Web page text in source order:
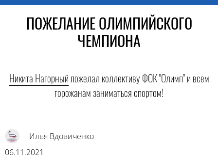
ПОЖЕЛАНИЕ ОЛИМПИЙСКОГО
ЧЕМПИОНА
Никита Нагорный пожелал коллективу ФОК "Олимп" и всем
горожанам заниматься спортом!
Илья Вдовиченко
06.11.2021